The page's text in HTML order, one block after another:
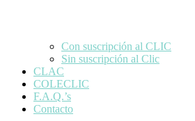
Con suscripción al CLIC
Sin suscripción al Clic
CLAC
COLECLIC
F.A.Q.’s
Contacto